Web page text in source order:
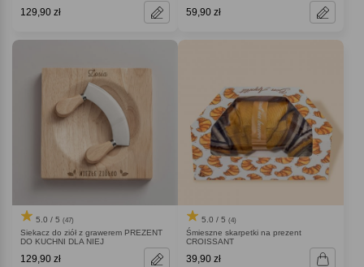
129,90 zł 59,90 zł
5.0 / 5 (47)
Siekacz do ziół z grawerem PREZENT
DO KUCHNI DLA NIEJ
129,90 zł
5.0 / 5 (4)
Śmieszne skarpetki na prezent
CROISSANT
39,90 zł